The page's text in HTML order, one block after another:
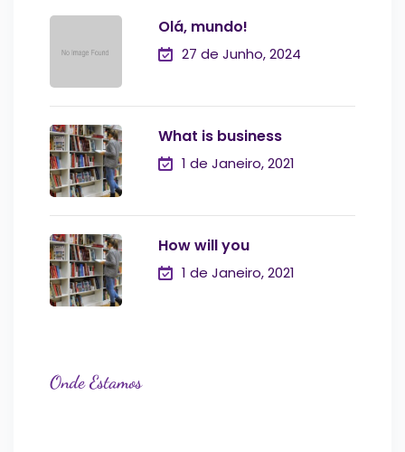
Olá, mundo!
27 de Junho, 2024
What is business
1 de Janeiro, 2021
How will you
1 de Janeiro, 2021
Onde Estamos